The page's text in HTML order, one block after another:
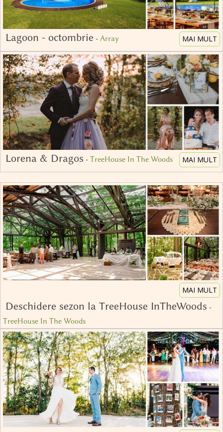
MAI MULT
Lagoon - octombrie - Array
MAI MULT
Lorena & Dragos - TreeHouse In The Woods
MAI MULT
Deschidere sezon la TreeHouse InTheWoods -
TreeHouse In The Woods